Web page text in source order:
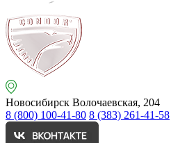
Новосибирск Волочаевская, 204
8 (800) 100-41-80 8 (383) 261-41-58